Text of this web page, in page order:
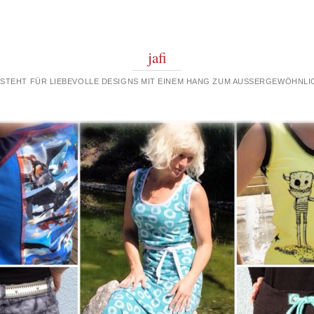
jafi
FÜR LIEBEVOLLE DESIGNS MIT EINEM HANG ZUM